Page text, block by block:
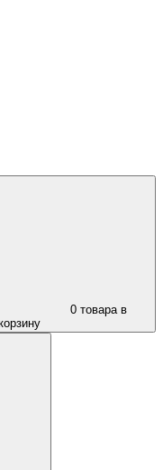
0 товара в